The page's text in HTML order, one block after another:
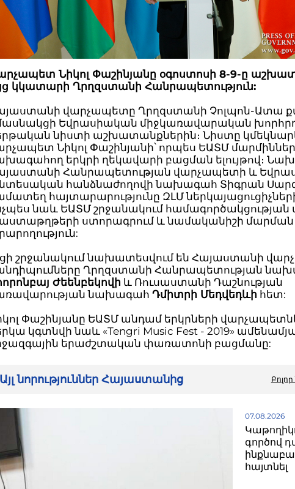
Նիկոլ Փաշինյանը օգոստոսի 8-9-ը
կկատարի Ղրղզստանի Հանրապետություն:
վարչապետը Ղրղզստանի Չոլպոն-Ատա
Եվրասիական միջկառավարական
նիստի աշխատանքներին։ Նիստը
Նիկոլ Փաշինյանի՝ որպես ԵԱՏՄ
երկրի ղեկավարի բացման ելույթով։
Հանրապետության վարչապետի և
հանձնաժողովի նախագահ Տիգրան
հայտարարությունը ԶԼՄ
նաև ԵԱՏՄ շրջանակում համագործակցության
ստորագրում և նամականիշի մարման
շրջանակում նախատեսվում են Հայաստանի
Ղրղզստանի Հանրապետության
Ժեենբեկովի և Ռուսաստանի Դաշնության
նախագահԴմիտրի Մեդվեդևի հետ:
Փաշինյանը ԵԱՏՄ անդամ երկրների
կգտնվի նաև «Tengri Music Fest - 2019»
երաժշտական փառատոնի բացմանը:
Այլ նորություններ Հայաստանից
07.08.2026
գործով
հայտնել